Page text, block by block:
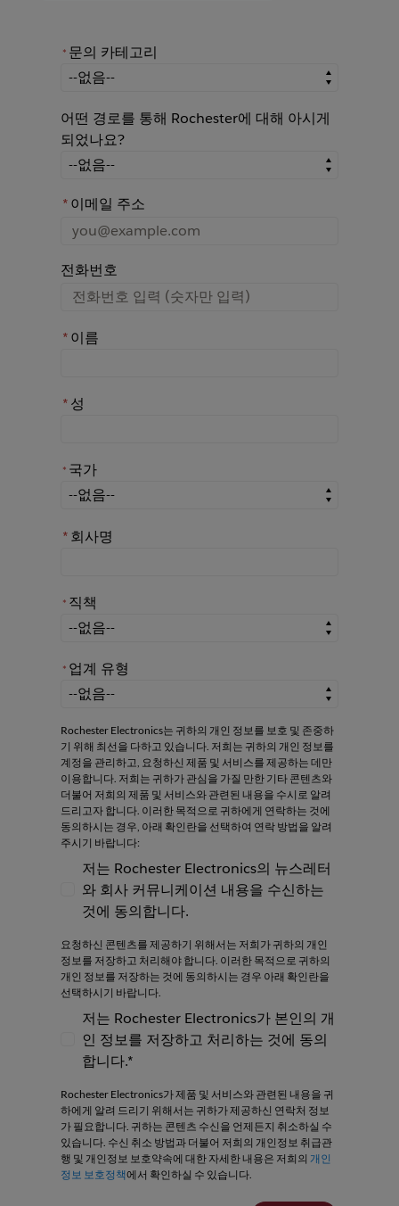
* 문의 카테고리
문의 카테고리
어떤 경로를 통해 Rochester에 대해 아시게
되었나요?
어떤 경로를 통해 Rochester에 대해 아시게 되었나요?
*이메일 주소
전화번호
*이름
*성
* 국가
국가
*회사명
* 직책
직책
* 업계 유형
업계 유형
Rochester Electronics는 귀하의 개인 정보를 보호 및 존중하
기 위해 최선을 다하고 있습니다. 저희는 귀하의 개인 정보를
계정을 관리하고, 요청하신 제품 및 서비스를 제공하는 데만
이용합니다. 저희는 귀하가 관심을 가질 만한 기타 콘텐츠와
더불어 저희의 제품 및 서비스와 관련된 내용을 수시로 알려
드리고자 합니다. 이러한 목적으로 귀하에게 연락하는 것에
동의하시는 경우, 아래 확인란을 선택하여 연락 방법을 알려
주시기 바랍니다:
저는 Rochester Electronics의 뉴스레터와 회사
저는 Rochester Electronics의 뉴스레터
와 회사 커뮤니케이션 내용을 수신하는
것에 동의합니다.
요청하신 콘텐츠를 제공하기 위해서는 저희가 귀하의 개인
정보를 저장하고 처리해야 합니다. 이러한 목적으로 귀하의
개인 정보를 저장하는 것에 동의하시는 경우 아래 확인란을
선택하시기 바랍니다.
저는 Rochester Electronics가 본인의 개인 정보
저는 Rochester Electronics가 본인의 개
인 정보를 저장하고 처리하는 것에 동의
합니다.*
Rochester Electronics가 제품 및 서비스와 관련된 내용을 귀
하에게 알려 드리기 위해서는 귀하가 제공하신 연락처 정보
가 필요합니다. 귀하는 콘텐츠 수신을 언제든지 취소하실 수
있습니다. 수신 취소 방법과 더불어 저희의 개인정보 취급관
행 및 개인정보 보호약속에 대한 자세한 내용은 저희의 개인
정보 보호정책에서 확인하실 수 있습니다.